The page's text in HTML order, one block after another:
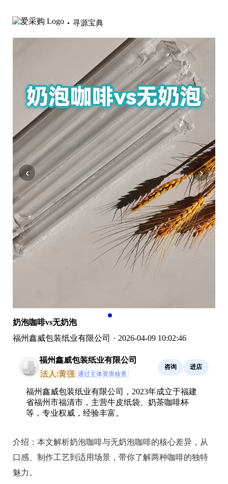
寻源宝典
‹ ›
奶泡咖啡vs无奶泡
福州鑫威包装纸业有限公司 · 2026-04-09 10:02:46
福州鑫威包装纸业有限公司
法人:黄强 通过主体资质核查
咨询 进店
福州鑫威包装纸业有限公司，2023年成立于福建
省福州市福清市，主营牛皮纸袋、奶茶咖啡杯
等，专业权威，经验丰富。
介绍： 本文解析奶泡咖啡与无奶泡咖啡的核心差异，从
口感、制作工艺到适用场景，带你了解两种咖啡的独特
魅力。